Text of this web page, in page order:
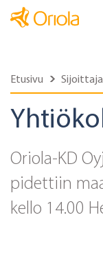
Etusivu
Oriola-KD
pidettiin
kello 14.00